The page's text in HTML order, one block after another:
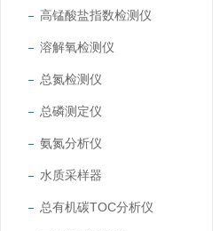
高锰酸盐指数检测仪
溶解氧检测仪
总氮检测仪
总磷测定仪
氨氮分析仪
水质采样器
总有机碳TOC分析仪